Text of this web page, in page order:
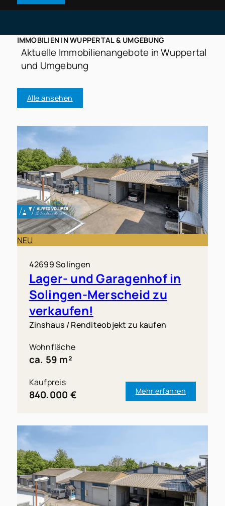
IMMOBILIEN IN WUPPERTAL & UMGEBUNG
Aktuelle Immobilienangebote in Wuppertal
und Umgebung
Alle ansehen
NEU
42699 Solingen
Lager- und Garagenhof in
Solingen-Merscheid zu
verkaufen!
Zinshaus / Renditeobjekt zu kaufen
Wohnfläche
ca. 59 m²
Kaufpreis
840.000 € Mehr erfahren